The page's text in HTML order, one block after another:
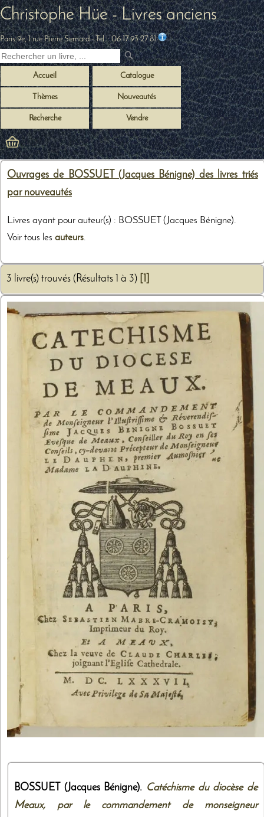
Christophe Hüe - Livres anciens
Paris 9e, 1 rue Pierre Semard- Tel. :06 17 93 27 81
Accueil Catalogue
Thèmes Nouveautés
Recherche Vendre
Ouvrages de BOSSUET (Jacques Bénigne) des livres triés
par nouveautés
Livres ayant pour auteur(s) : BOSSUET (Jacques Bénigne).
Voir tous les auteurs.
3 livre(s) trouvés (Résultats 1 à 3)
BOSSUET (Jacques Bénigne). Catéchisme du diocèse de
Meaux, par le commandement de monseigneur